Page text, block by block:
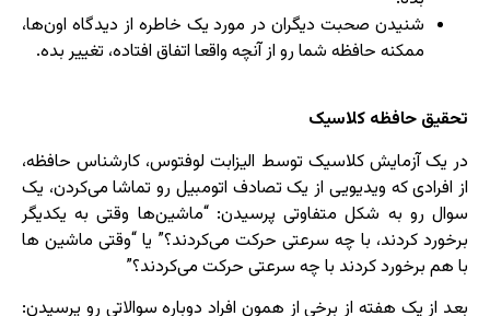
شنیدن صحبت دیگران در مورد یک خاطره از دیدگاه اون‌ها،
ممکنه حافظه شما رو از آنچه واقعا اتفاق افتاده، تغییر بده.
تحقیق حافظه کلاسیک
در یک آزمایش کلاسیک توسط الیزابت لوفتوس، کارشناس حافظه،
از افرادی که ویدیویی از یک تصادف اتومبیل رو تماشا می‌کردن، یک
سوال رو به شکل متفاوتی پرسیدن: “ماشین‌ها وقتی به یکدیگر
برخورد کردند، با چه سرعتی حرکت می‌کردند؟” یا “وقتی ماشین ها
با هم برخورد کردند با چه سرعتی حرکت می‌کردند؟”
بعد از یک هفته از برخی از همون افراد دوباره سوالاتی رو پرسیدن: